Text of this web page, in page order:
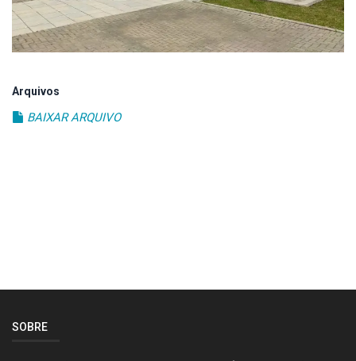
Informações
Contato
Arquivos
BAIXAR ARQUIVO
SOBRE